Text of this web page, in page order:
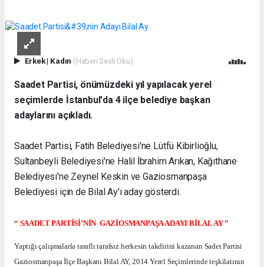
Erkek| Kadın (Haberi Sesli Oku)
Saadet Partisi, önümüzdeki yıl yapılacak yerel
seçimlerde İstanbul'da 4 ilçe belediye başkan
adaylarını açıkladı.
Saadet Partisi, Fatih Belediyesi'ne Lütfü Kibirlioğlu,
Sultanbeyli Belediyesi'ne Halil İbrahim Arıkan, Kağıthane
Belediyesi'ne Zeynel Keskin ve Gaziosmanpaşa
Belediyesi için de Bilal Ay'ı aday gösterdi.
“ SAADET PARTİSİ’NİN GAZİOSMANPAŞA ADAYI BİLAL AY ”
Yaptığı çalışmalarla taraflı tarafsız herkesin takdirini kazanan Sadet Partisi
Gaziosmanpaşa İlçe Başkanı Bilal AY, 2014 Yerel Seçimlerinde teşkilatının